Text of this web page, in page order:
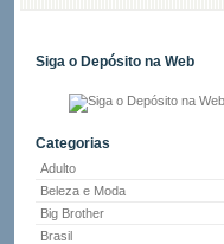
Siga o Depósito na Web
Categorias
Adulto
Beleza e Moda
Big Brother
Brasil